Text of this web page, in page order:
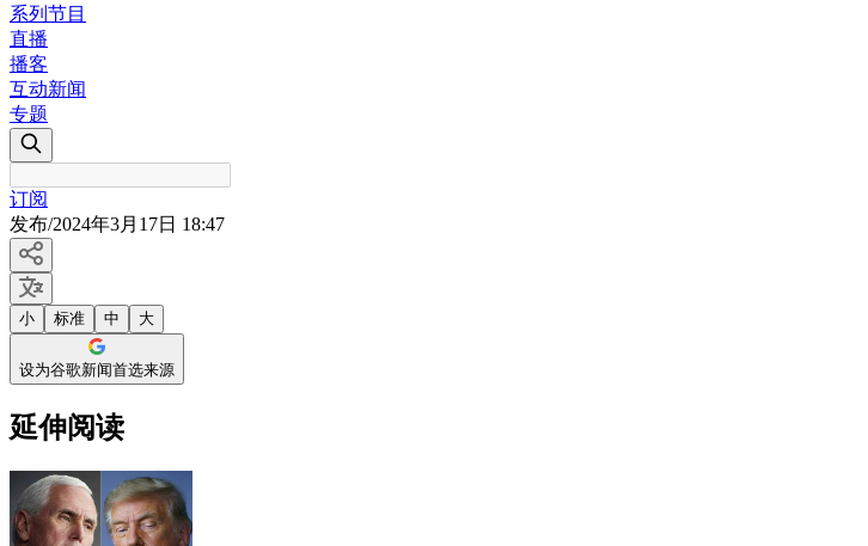
系列节目
直播
播客
互动新闻
专题
订阅
发布/2024年3月17日 18:47
小 标准 中 大
设为谷歌新闻首选来源
延伸阅读